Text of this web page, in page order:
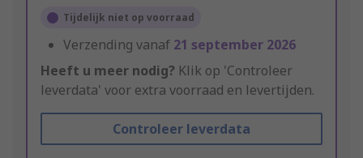
Tijdelijk niet op voorraad
Verzending vanaf 21 september 2026
Heeft u meer nodig? Klik op 'Controleer
leverdata' voor extra voorraad en levertijden.
Controleer leverdata